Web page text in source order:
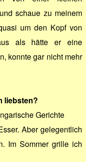
schaue zu meinem
um den Kopf von
als hätte er eine
konnte gar nicht mehr
liebsten?
Gerichte
Aber gelegentlich
Im Sommer grille ich